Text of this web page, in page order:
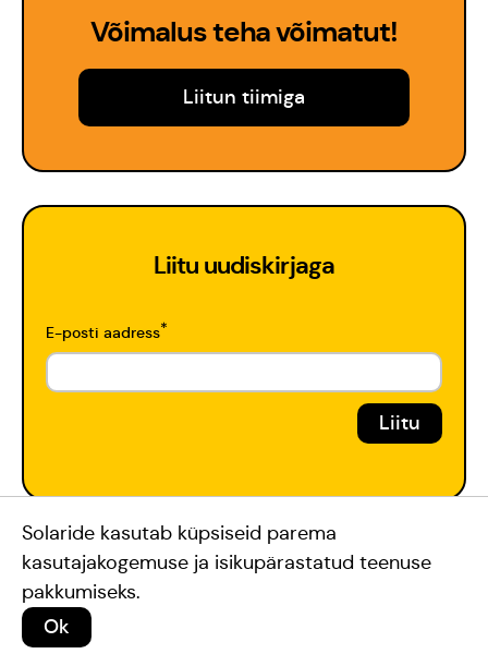
Toeta Meid
Võimalus teha võimatut!
Liitun tiimiga
Liitu uudiskirjaga
E-posti aadress*
#teamsolaride
#muleiolesuva
Solaride kasutab küpsiseid parema
kasutajakogemuse ja isikupärastatud teenuse
pakkumiseks.
Ok